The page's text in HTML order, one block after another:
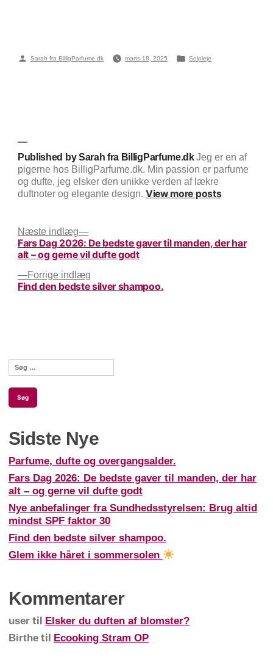
Posted
Sarah fra BilligParfume.dk marts 18, 2025
Posted
Solpleje
Published by Sarah fra BilligParfume.dkJeg er en af
pigerne hos BilligParfume.dk. Min passion er parfume
og dufte, jeg elsker den unikke verden af lækre
duftnoter og elegante design. View more posts
Indlægsnavigation
Forrige indlæg
post:
Find den bedste silver shampoo.
Næste indlæg
Next
post:
Fars Dag 2026: De bedste gaver til manden, der har
alt – og gerne vil dufte godt
Søg
Sidste Nye
Parfume, dufte og overgangsalder.
Fars Dag 2026: De bedste gaver til manden, der har
alt – og gerne vil dufte godt
Nye anbefalinger fra Sundhedsstyrelsen: Brug altid
mindst SPF faktor 30
Find den bedste silver shampoo.
Glem ikke håret i sommersolen
Kommentarer
user til Elsker du duften af blomster?
Birthe til Ecooking Stram OP